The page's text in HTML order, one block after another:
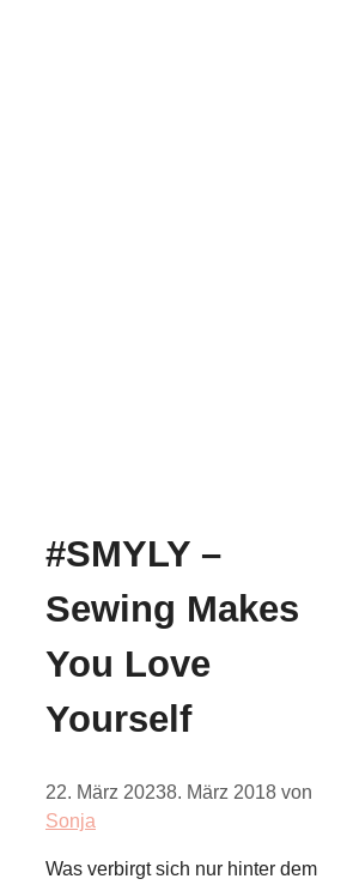
#SMYLY –
Sewing Makes
You Love
Yourself
22. März 20238. März 2018 von
Sonja
Was verbirgt sich nur hinter dem